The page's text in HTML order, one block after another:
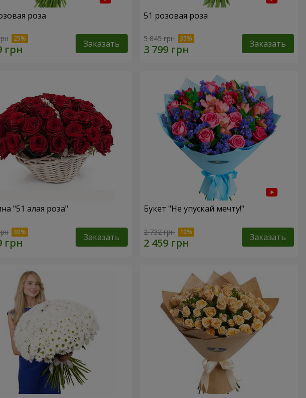
роза
Заказать
51 розовая роза
5 845 грн Заказать
"51 алая роза"
Заказать
Букет "Не упускай мечту!"
2 732 грн Заказать